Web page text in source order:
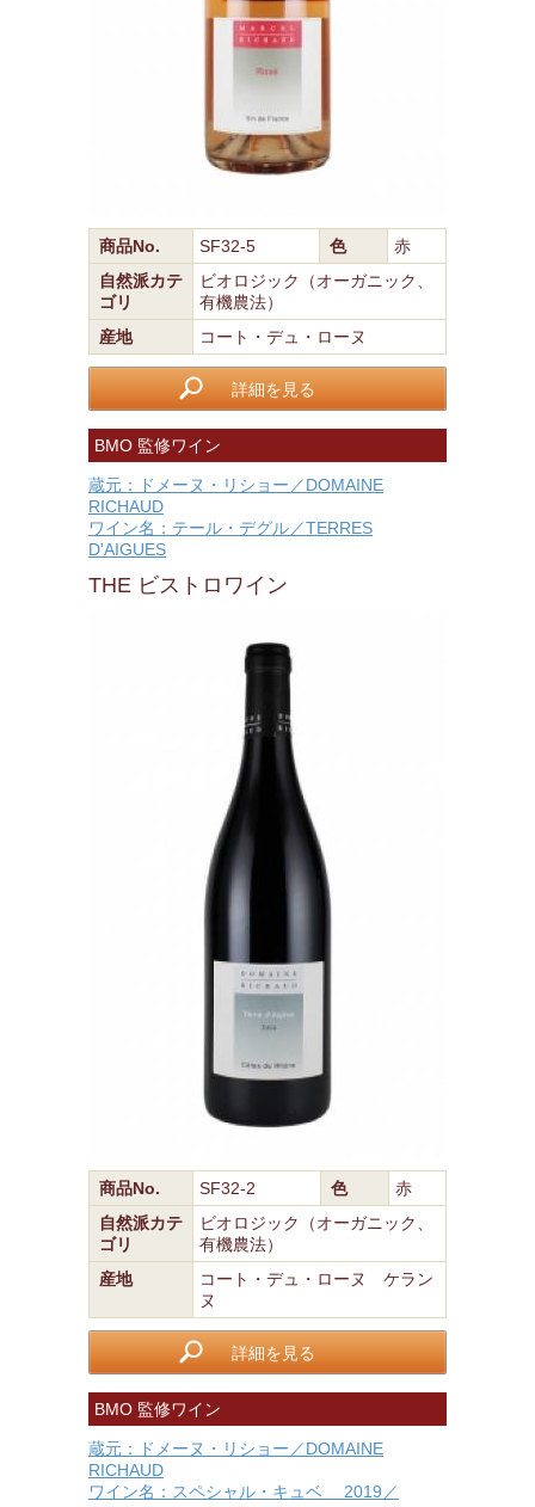
商品No. SF32-5 色
赤
自然派カテ
ゴリ
ビオロジック（オーガニック、
有機農法）
産地
コート・デュ・ローヌ
詳細を見る
BMO 監修ワイン
蔵元：ドメーヌ・リショー／DOMAINE
RICHAUD
ワイン名：テール・デグル／TERRES
D'AIGUES
THE ビストロワイン
商品No. SF32-2 色
赤
自然派カテ
ゴリ
ビオロジック（オーガニック、
有機農法）
産地
コート・デュ・ローヌ ケラン
ヌ
詳細を見る
BMO 監修ワイン
蔵元：ドメーヌ・リショー／DOMAINE
RICHAUD
ワイン名：スペシャル・キュベ 2019／